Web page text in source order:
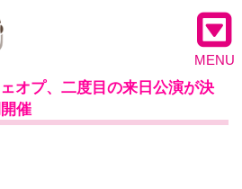
MENU
オプ、二度目の来日公演が決
催